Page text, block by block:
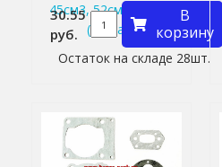
45см3, 52см3, 58см3
(низкая)
30.55
руб.
В
корзину
Остаток на складе 28шт.